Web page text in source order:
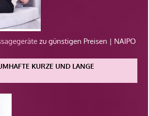
zu günstigen Preisen | NAIPO
KURZE UND LANGE